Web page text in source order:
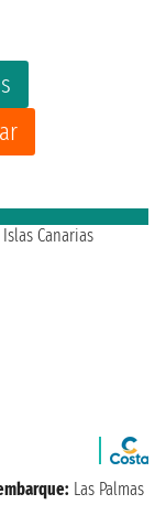
Las Palmas